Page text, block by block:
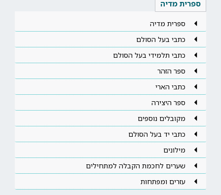
ספרית מדיה
ספרית מדיה
כתבי בעל הסולם
כתבי תלמידי בעל הסולם
ספר הזהר
כתבי הארי
ספר היצירה
מקובלים נוספים
כתבי יד בעל הסולם
מילונים
שערים לחכמת הקבלה למתחילים
עזרים ומפתחות